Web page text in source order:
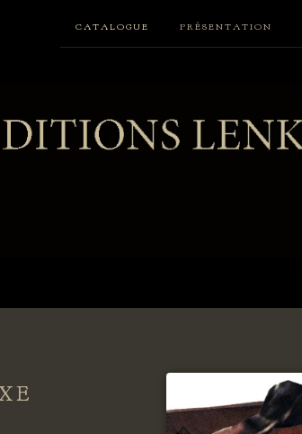
CATALOGUE PRÉSENTATION